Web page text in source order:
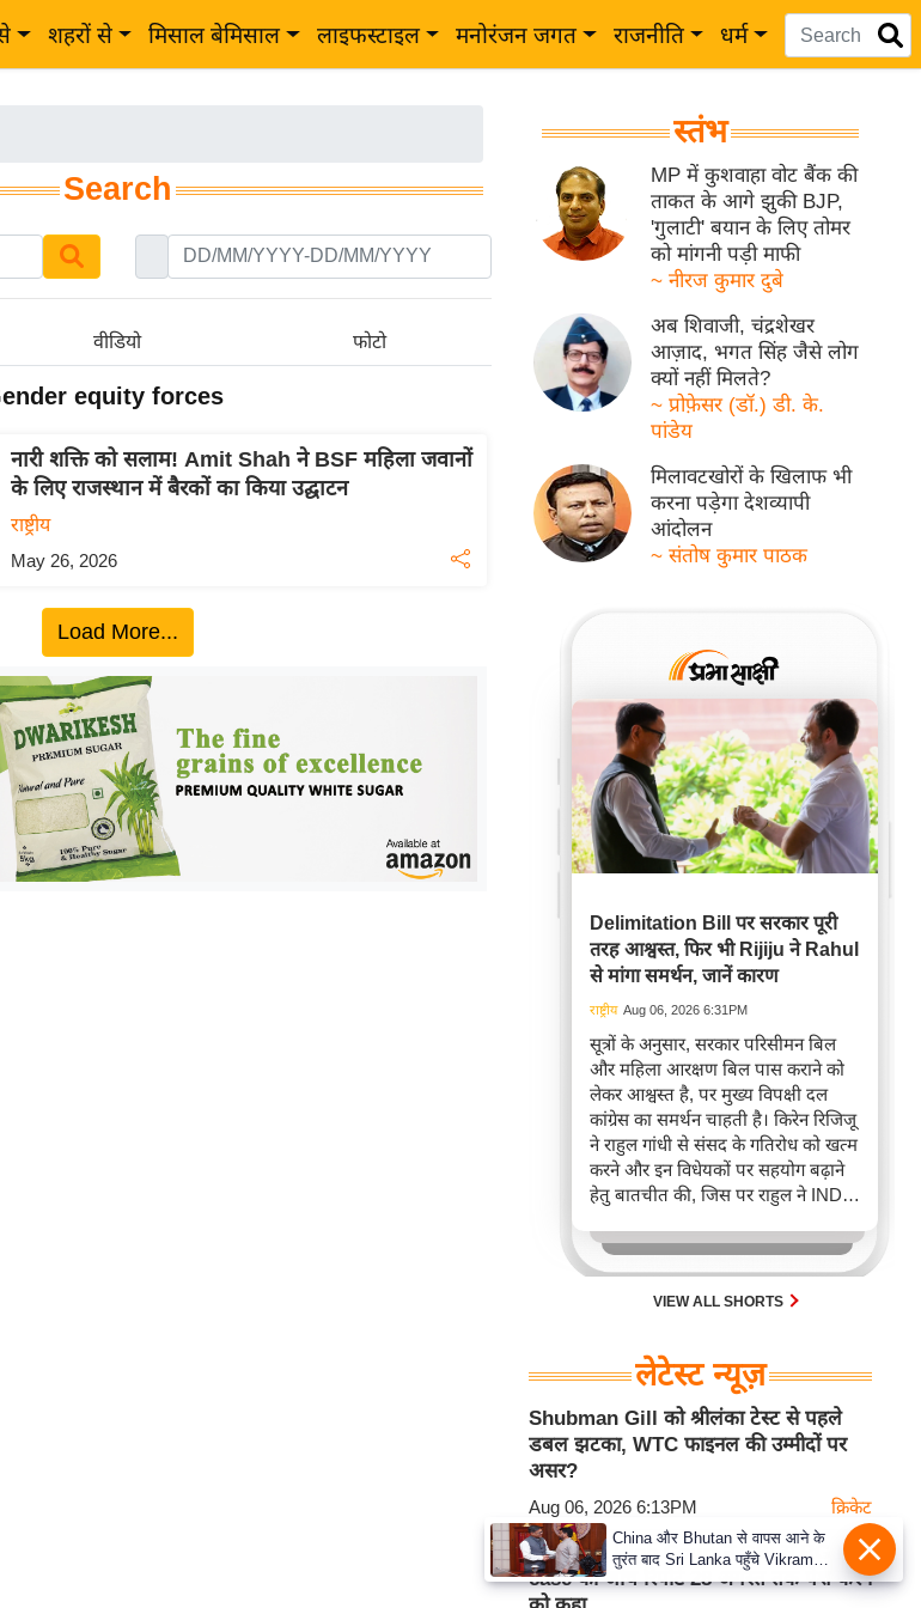
शहरों से मिसाल बेमिसाल लाइफस्टाइल मनोरंजन जगत राजनीति धर्म
Search
वीडियो फोटो
equity forces
नारी शक्ति को सलाम! Amit Shah ने BSF महिला जवानों
के लिए राजस्थान में बैरकों का किया उद्घाटन
राष्ट्रीय
May 26, 2026
Load More...
स्तंभ
MP में कुशवाहा वोट बैंक की
ताकत के आगे झुकी BJP,
'गुलाटी' बयान के लिए तोमर
को मांगनी पड़ी माफी
~ नीरज कुमार दुबे
अब शिवाजी, चंद्रशेखर
आज़ाद, भगत सिंह जैसे लोग
क्यों नहीं मिलते?
~ प्रोफ़ेसर (डॉ.) डी. के.
पांडेय
मिलावटखोरों के खिलाफ भी
करना पड़ेगा देशव्यापी
आंदोलन
~ संतोष कुमार पाठक
Delimitation Bill पर सरकार पूरी
तरह आश्वस्त, फिर भी Rijiju ने Rahul
से मांगा समर्थन, जानें कारण
राष्ट्रीय Aug 06, 2026 6:31PM
सूत्रों के अनुसार, सरकार परिसीमन बिल
और महिला आरक्षण बिल पास कराने को
लेकर आश्वस्त है, पर मुख्य विपक्षी दल
कांग्रेस का समर्थन चाहती है। किरेन रिजिजू
ने राहुल गांधी से संसद के गतिरोध को खत्म
करने और इन विधेयकों पर सहयोग बढ़ाने
हेतु बातचीत की, जिस पर राहुल ने INDIA
सरकार देशहित में विपक्षी सहयोग को
महत्वपूर्ण बता रही है, बावजूद इसके कि
विपक्ष पर संसद बाधित करने के आरोप हैं।
VIEW ALL SHORTS
लेटेस्ट न्यूज़
Shubman Gill को श्रीलंका टेस्ट से पहले
डबल झटका, WTC फाइनल की उम्मीदों पर
असर?
Aug 06, 2026 6:13PM क्रिकेट
Calcutta High Court ने CBI से RG Kar
case की जांच रिपोर्ट 28 अगस्त तक पेश करने
China और Bhutan से वापस आने के
तुरंत बाद Sri Lanka पहुँचे Vikram
Misri, भारत के जबरदस्त दाँव से दुनिया